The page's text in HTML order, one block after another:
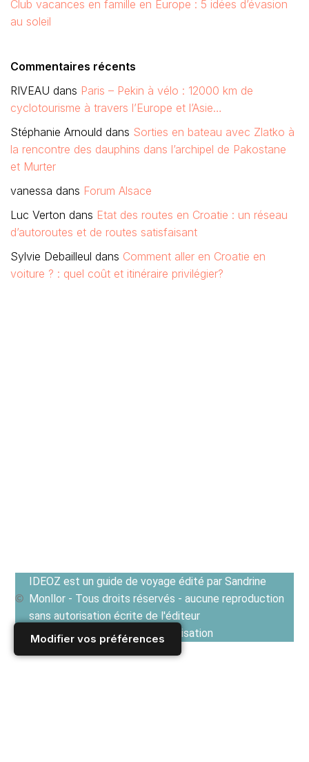
Modifier vos préférences
Club vacances en famille en Europe : 5 idées d’évasion
au soleil
Commentaires récents
RIVEAU dans Paris – Pekin à vélo : 12000 km de
cyclotourisme à travers l’Europe et l’Asie…
Stéphanie Arnould dans Sorties en bateau avec Zlatko à
la rencontre des dauphins dans l’archipel de Pakostane
et Murter
vanessa dans Forum Alsace
Luc Verton dans Etat des routes en Croatie : un réseau
d’autoroutes et de routes satisfaisant
Sylvie Debailleul dans Comment aller en Croatie en
voiture ? : quel coût et itinéraire privilégier?
IDEOZ est un guide de voyage édité par Sandrine
Monllor - Tous droits réservés - aucune reproduction
sans autorisation écrite de l'éditeur
Voir les Conditions générales d'utilisation